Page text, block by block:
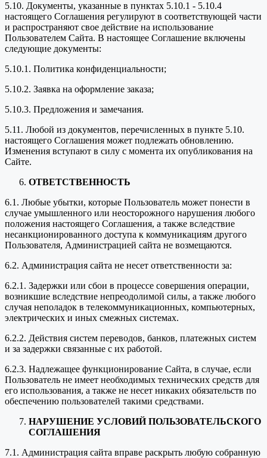
5.10. Документы, указанные в пунктах 5.10.1 - 5.10.4
настоящего Соглашения регулируют в соответствующей части
и распространяют свое действие на использование
Пользователем Сайта. В настоящее Соглашение включены
следующие документы:
5.10.1. Политика конфиденциальности;
5.10.2. Заявка на оформление заказа;
5.10.3. Предложения и замечания.
5.11. Любой из документов, перечисленных в пункте 5.10.
настоящего Соглашения может подлежать обновлению.
Изменения вступают в силу с момента их опубликования на
Сайте.
ОТВЕТСТВЕННОСТЬ
6.1. Любые убытки, которые Пользователь может понести в
случае умышленного или неосторожного нарушения любого
положения настоящего Соглашения, а также вследствие
несанкционированного доступа к коммуникациям другого
Пользователя, Администрацией сайта не возмещаются.
6.2. Администрация сайта не несет ответственности за:
6.2.1. Задержки или сбои в процессе совершения операции,
возникшие вследствие непреодолимой силы, а также любого
случая неполадок в телекоммуникационных, компьютерных,
электрических и иных смежных системах.
6.2.2. Действия систем переводов, банков, платежных систем
и за задержки связанные с их работой.
6.2.3. Надлежащее функционирование Сайта, в случае, если
Пользователь не имеет необходимых технических средств для
его использования, а также не несет никаких обязательств по
обеспечению пользователей такими средствами.
НАРУШЕНИЕ УСЛОВИЙ ПОЛЬЗОВАТЕЛЬСКОГО
СОГЛАШЕНИЯ
7.1. Администрация сайта вправе раскрыть любую собранную